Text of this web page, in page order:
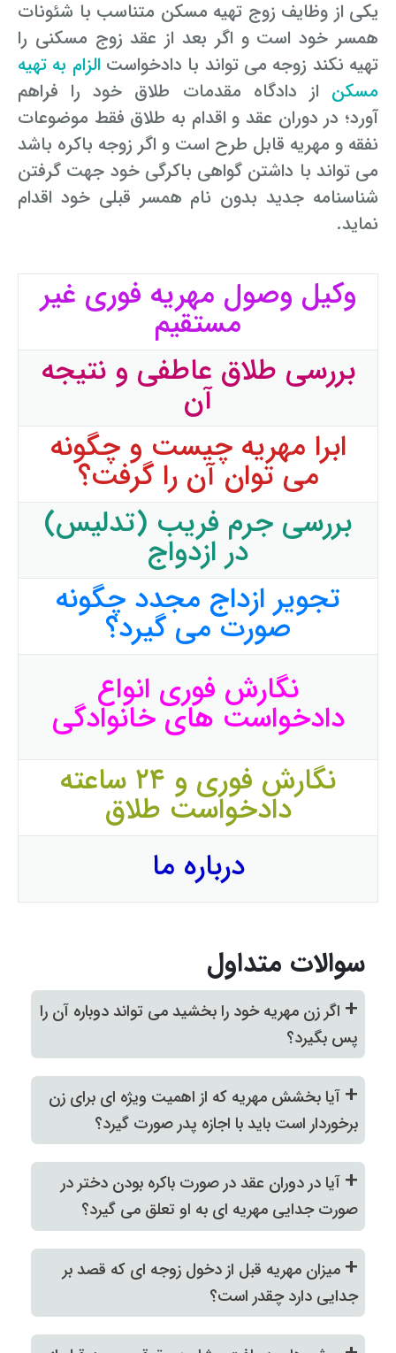
یکی از وظایف زوج تهیه مسکن متناسب با شئونات
همسر خود است و اگر بعد از عقد زوج مسکنی را
تهیه نکند زوجه می تواند با دادخواستالزام به تهیه
مسکن از دادگاه مقدمات طلاق خود را فراهم
آورد؛ در دوران عقد و اقدام به طلاق فقط موضوعات
نفقه و مهریه قابل طرح است و اگر زوجه باکره باشد
می تواند با داشتن گواهی باکرگی خود جهت گرفتن
شناسنامه جدید بدون نام همسر قبلی خود اقدام
نماید.
وکیل وصول مهریه فوری غیر
مستقیم
بررسی طلاق عاطفی و نتیجه
آن
ابرا مهریه چیست و چگونه
می توان آن را گرفت؟
بررسی جرم فریب (تدلیس)
در ازدواج
تجویر ازداج مجدد چگونه
صورت می گیرد؟
نگارش فوری انواع
دادخواست های خانوادگی
نگارش فوری و ۲۴ ساعته
دادخواست طلاق
درباره ما
سوالات متداول
+ اگر زن مهریه خود را بخشید می تواند دوباره آن را
پس بگیرد؟
+ آیا بخشش مهریه که از اهمیت ویژه ای برای زن
برخوردار است باید با اجازه پدر صورت گیرد؟
+ آیا در دوران عقد در صورت باکره بودن دختر در
صورت جدایی مهریه ای به او تعلق می گیرد؟
+ میزان مهریه قبل از دخول زوجه ای که قصد بر
جدایی دارد چقدر است؟